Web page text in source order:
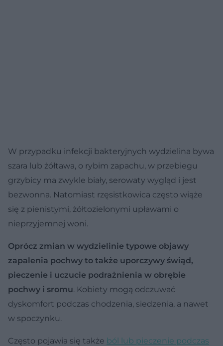
W przypadku infekcji bakteryjnych wydzielina bywa
szara lub żółtawa, o rybim zapachu, w przebiegu
grzybicy ma zwykle biały, serowaty wygląd i jest
bezwonna. Natomiast rzęsistkowica często wiąże
się z pienistymi, żółtozielonymi upławami o
nieprzyjemnej woni.
Oprócz zmian w wydzielinie typowe objawy
zapalenia pochwy to także uporczywy świąd,
pieczenie i uczucie podrażnienia w obrębie
pochwy i sromu. Kobiety mogą odczuwać
dyskomfort podczas chodzenia, siedzenia, a nawet
w spoczynku.
Często pojawia się także ból lub pieczenie podczas